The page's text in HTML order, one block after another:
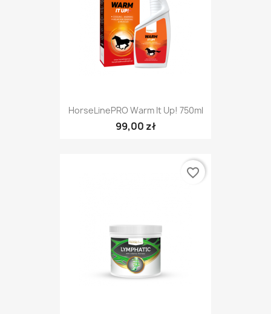
HorseLinePRO Warm It Up! 750ml
99,00 zł
favorite_border